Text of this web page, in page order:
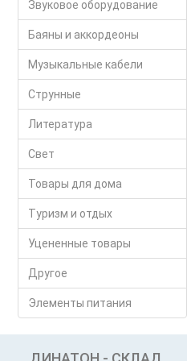
Звуковое оборудование
Баяны и аккордеоны
Музыкальные кабели
Струнные
Литература
Свет
Товары для дома
Туризм и отдых
Уцененные товары
Другое
Элементы питания